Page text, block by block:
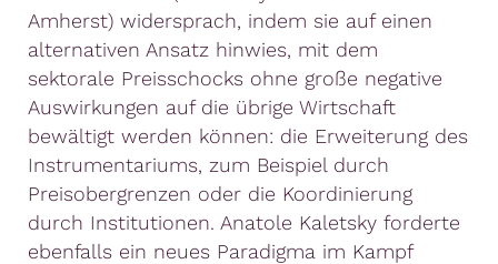
Amherst) widersprach, indem sie auf einen
alternativen Ansatz hinwies, mit dem
sektorale Preisschocks ohne große negative
Auswirkungen auf die übrige Wirtschaft
bewältigt werden können: die Erweiterung des
Instrumentariums, zum Beispiel durch
Preisobergrenzen oder die Koordinierung
durch Institutionen. Anatole Kaletsky forderte
ebenfalls ein neues Paradigma im Kampf